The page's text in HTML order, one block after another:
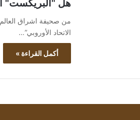
هل "البريكست"
الاتحاد الأوروبي”…
أكمل القراءة »